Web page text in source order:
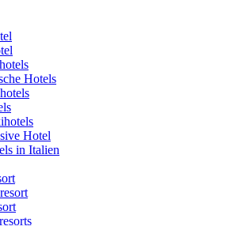
Hotels
Hotel
in Italien